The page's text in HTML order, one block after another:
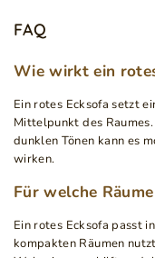
FAQ
Wie wirkt ein
Ein rotes Ecksofa setzt
Mittelpunkt des
dunklen Tönen kann es
wirken.
Für welche
Ein rotes Ecksofa passt
kompakten Räumen